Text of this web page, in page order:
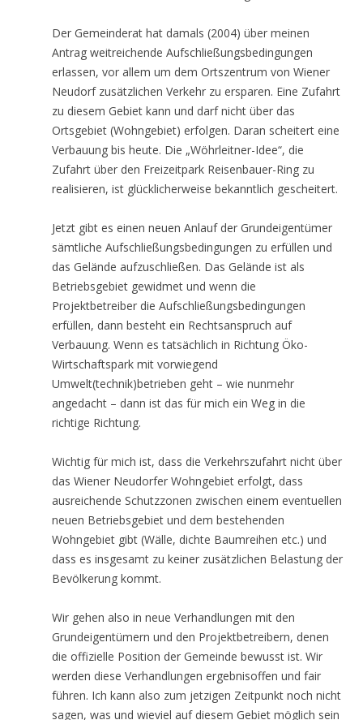
Der Gemeinderat hat damals (2004) über meinen
Antrag weitreichende Aufschließungsbedingungen
erlassen, vor allem um dem Ortszentrum von Wiener
Neudorf zusätzlichen Verkehr zu ersparen. Eine Zufahrt
zu diesem Gebiet kann und darf nicht über das
Ortsgebiet (Wohngebiet) erfolgen. Daran scheitert eine
Verbauung bis heute. Die „Wöhrleitner-Idee“, die
Zufahrt über den Freizeitpark Reisenbauer-Ring zu
realisieren, ist glücklicherweise bekanntlich gescheitert.
Jetzt gibt es einen neuen Anlauf der Grundeigentümer
sämtliche Aufschließungsbedingungen zu erfüllen und
das Gelände aufzuschließen. Das Gelände ist als
Betriebsgebiet gewidmet und wenn die
Projektbetreiber die Aufschließungsbedingungen
erfüllen, dann besteht ein Rechtsanspruch auf
Verbauung. Wenn es tatsächlich in Richtung Öko-
Wirtschaftspark mit vorwiegend
Umwelt(technik)betrieben geht – wie nunmehr
angedacht – dann ist das für mich ein Weg in die
richtige Richtung.
Wichtig für mich ist, dass die Verkehrszufahrt nicht über
das Wiener Neudorfer Wohngebiet erfolgt, dass
ausreichende Schutzzonen zwischen einem eventuellen
neuen Betriebsgebiet und dem bestehenden
Wohngebiet gibt (Wälle, dichte Baumreihen etc.) und
dass es insgesamt zu keiner zusätzlichen Belastung der
Bevölkerung kommt.
Wir gehen also in neue Verhandlungen mit den
Grundeigentümern und den Projektbetreibern, denen
die offizielle Position der Gemeinde bewusst ist. Wir
werden diese Verhandlungen ergebnisoffen und fair
führen. Ich kann also zum jetzigen Zeitpunkt noch nicht
sagen, was und wieviel auf diesem Gebiet möglich sein